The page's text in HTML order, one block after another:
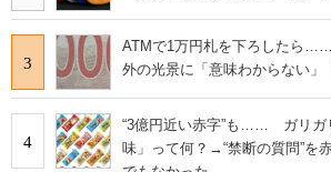
3
ATMで1万円札を下ろしたら
外の光景に「意味わからない」
4
“3億円近い赤字”も…… ガリガ
味」って何？→“禁断の質問”を